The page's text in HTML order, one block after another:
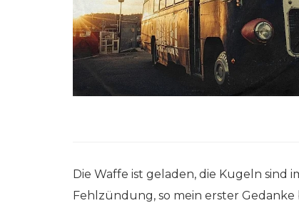
Die Waffe ist geladen, die Kugeln sind
Fehlzündung, so mein erster